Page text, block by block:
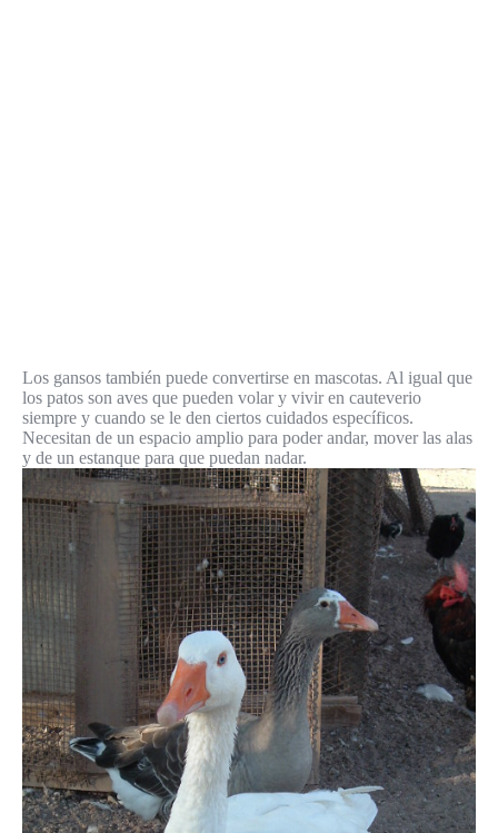
Los gansos también puede convertirse en mascotas. Al igual que
los patos son aves que pueden volar y vivir en cauteverio
siempre y cuando se le den ciertos cuidados específicos.
Necesitan de un espacio amplio para poder andar, mover las alas
y de un estanque para que puedan nadar.